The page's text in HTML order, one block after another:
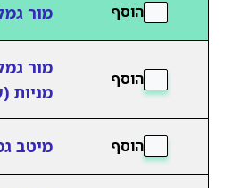
הוסף מור
הוסף
מור
מניות (עד 25%
הוסף מיטב